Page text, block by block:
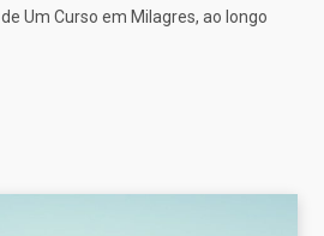
Um Curso em Milagres, ao longo